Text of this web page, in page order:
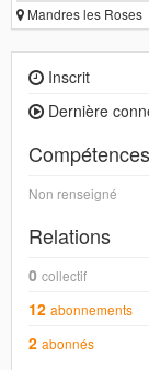
Mandres les Roses
Inscrit
Dernière
Compétences
Non renseigné
Relations
0 collectif
12 abonnements
2 abonnés